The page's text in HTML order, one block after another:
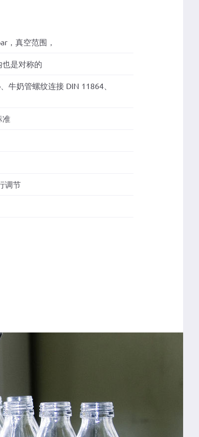
，真空范围，
是对称的
牛奶管螺纹连接 DIN 11864、
准
调节